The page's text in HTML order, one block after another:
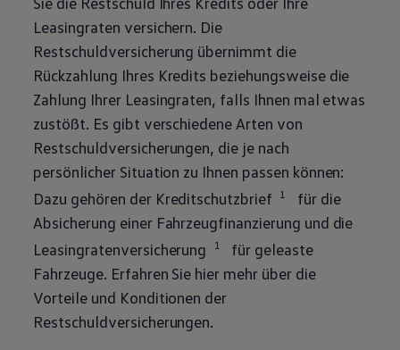
Leasingraten versichern. Die
Restschuldversicherung übernimmt die
Rückzahlung Ihres Kredits beziehungsweise die
Zahlung Ihrer Leasingraten, falls Ihnen mal etwas
zustößt. Es gibt verschiedene Arten von
Restschuldversicherungen, die je nach
persönlicher Situation zu Ihnen passen können:
Dazu gehören der Kreditschutzbrief
1
für die
Absicherung einer Fahrzeugfinanzierung und die
Leasingratenversicherung
1
für geleaste
Fahrzeuge. Erfahren Sie hier mehr über die
Vorteile und Konditionen der
Restschuldversicherungen.